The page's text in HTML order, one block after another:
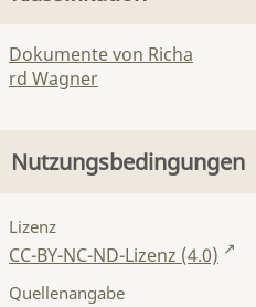
Dokumente von Richa
rd Wagner
Nutzungsbedingungen
Lizenz
CC-BY-NC-ND-Lizenz (4.0)
Quellenangabe